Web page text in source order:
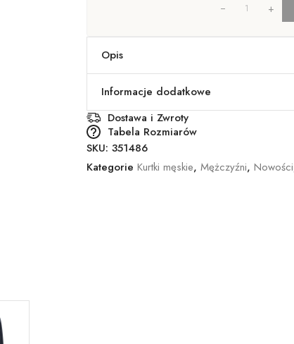
+
Opis
Informacje dodatkowe
Dostawa i Zwroty
Tabela Rozmiarów
SKU: 351486
Kategorie Kurtki męskie, Mężczyźni, Nowości